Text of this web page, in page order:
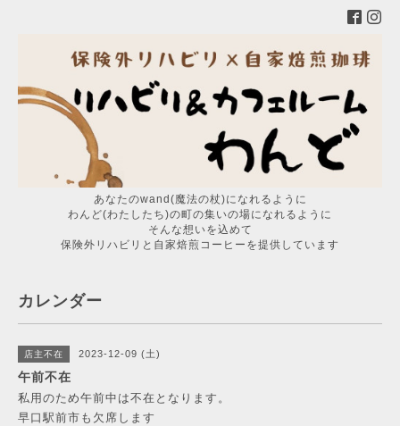
あなたのwand(魔法の杖)になれるように
わんど(わたしたち)の町の集いの場になれるように
そんな想いを込めて
保険外リハビリと自家焙煎コーヒーを提供しています
カレンダー
店主不在 2023-12-09 (土)
午前不在
私用のため午前中は不在となります。
早口駅前市も欠席します